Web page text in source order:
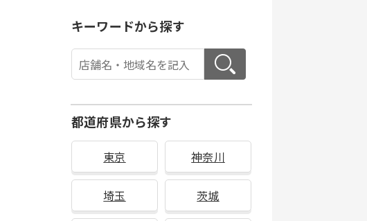
キーワードから探す
都道府県から探す
東京 神奈川
埼玉 茨城